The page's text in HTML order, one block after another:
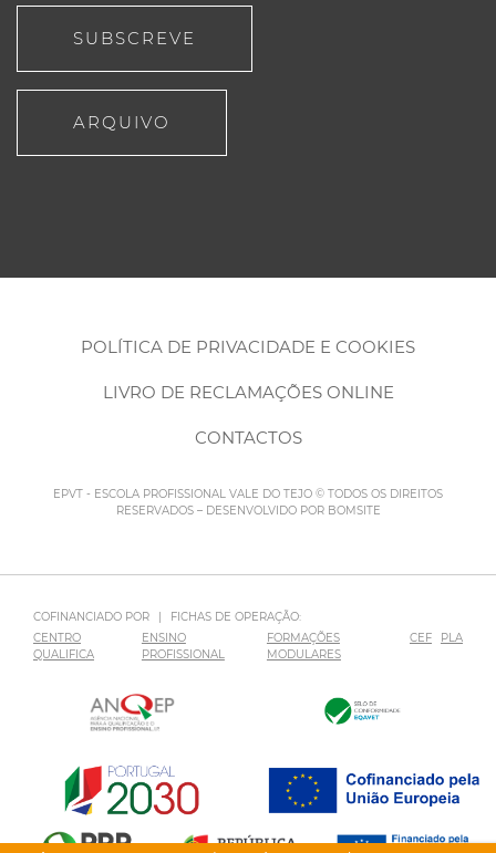
SUBSCREVE
ARQUIVO
POLÍTICA DE PRIVACIDADE E COOKIES
LIVRO DE RECLAMAÇÕES ONLINE
CONTACTOS
EPVT - ESCOLA PROFISSIONAL VALE DO TEJO © TODOS OS DIREITOS
RESERVADOS – DESENVOLVIDO POR BOMSITE
COFINANCIADO POR |
FICHAS DE OPERAÇÃO:
CENTRO
QUALIFICA
ENSINO
PROFISSIONAL
FORMAÇÕES
MODULARES
CEF PLA